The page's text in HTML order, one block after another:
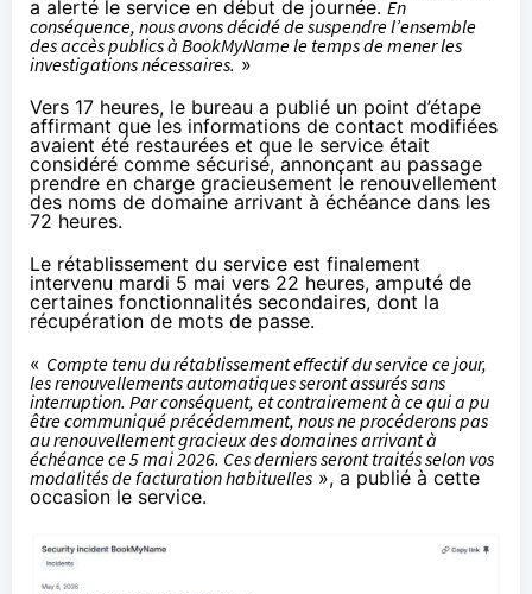
a alerté le service en début de journée. En
conséquence, nous avons décidé de suspendre l’ensemble
des accès publics à BookMyName le temps de mener les
investigations nécessaires. »
Vers 17 heures, le bureau a publié un point d’étape
affirmant que les informations de contact modifiées
avaient été restaurées et que le service était
considéré comme sécurisé, annonçant au passage
prendre en charge gracieusement le renouvellement
des noms de domaine arrivant à échéance dans les
72 heures.
Le rétablissement du service est finalement
intervenu mardi 5 mai vers 22 heures, amputé de
certaines fonctionnalités secondaires, dont la
récupération de mots de passe.
« Compte tenu du rétablissement effectif du service ce jour,
les renouvellements automatiques seront assurés sans
interruption. Par conséquent, et contrairement à ce qui a pu
être communiqué précédemment, nous ne procéderons pas
au renouvellement gracieux des domaines arrivant à
échéance ce 5 mai 2026. Ces derniers seront traités selon vos
modalités de facturation habituelles », a publié à cette
occasion le service.